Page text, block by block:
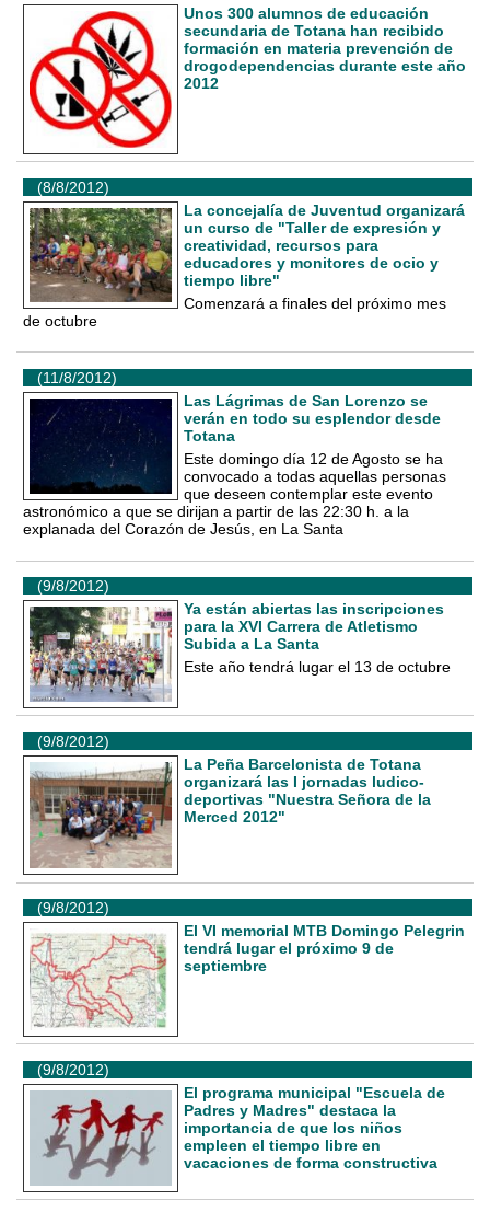
Unos 300 alumnos de educación
secundaria de Totana han recibido
formación en materia prevención de
drogodependencias durante este año
2012
(8/8/2012)
La concejalía de Juventud organizará
un curso de "Taller de expresión y
creatividad, recursos para
educadores y monitores de ocio y
tiempo libre"
Comenzará a finales del próximo mes
de octubre
(11/8/2012)
Las Lágrimas de San Lorenzo se
verán en todo su esplendor desde
Totana
Este domingo día 12 de Agosto se ha
convocado a todas aquellas personas
que deseen contemplar este evento
astronómico a que se dirijan a partir de las 22:30 h. a la
explanada del Corazón de Jesús, en La Santa
(9/8/2012)
Ya están abiertas las inscripciones
para la XVI Carrera de Atletismo
Subida a La Santa
Este año tendrá lugar el 13 de octubre
(9/8/2012)
La Peña Barcelonista de Totana
organizará las I jornadas ludico-
deportivas "Nuestra Señora de la
Merced 2012"
(9/8/2012)
El VI memorial MTB Domingo Pelegrin
tendrá lugar el próximo 9 de
septiembre
(9/8/2012)
El programa municipal "Escuela de
Padres y Madres" destaca la
importancia de que los niños
empleen el tiempo libre en
vacaciones de forma constructiva